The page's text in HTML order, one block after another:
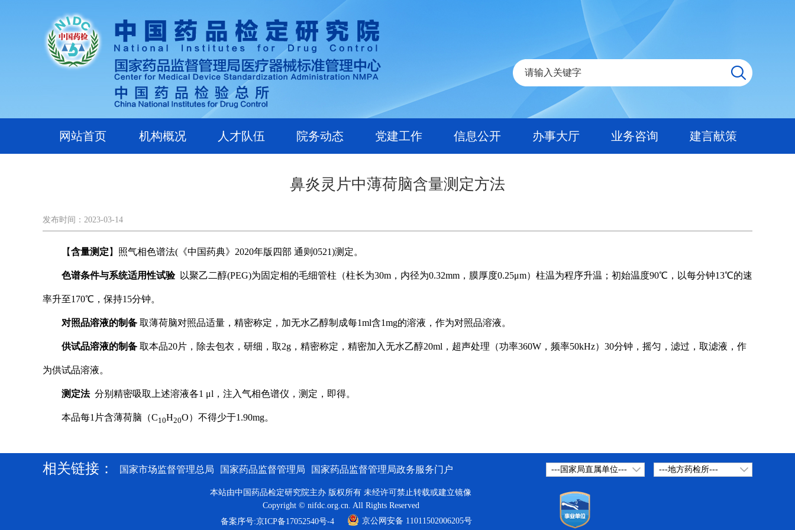
网站首页 机构概况 人才队伍 院务动态 党建工作 信息公开 办事大厅 业务咨询 建言献策
鼻炎灵片中薄荷脑含量测定方法
发布时间：2023-03-14
【含量测定 】照气相色谱法(《中国药典》2020年版四部 通则0521)测定。
色谱条件与系统适用性试验 以聚乙二醇(PEG)为固定相的毛细管柱 （柱长为30m，内径为0.32mm，膜厚度0.25μm）柱温为程序升温； 初始温度90℃ ，以每分钟13℃的速
率升至170℃ ，保持15分钟。
对照品溶液的制备 取薄荷脑对照品适量，精密称定，加无水乙醇制成每1ml含1mg的溶液，作为对照品溶液。
供试品溶液的制备 取本品20片，除去包衣，研细，取2g，精密称定，精密加入无水乙醇20ml，超声处理（功率360W，频率50kHz）30分钟，摇匀，滤过，取滤液，作
为供试品溶液。
测定法 分别精密吸取上述溶液各1 μl，注入气相色谱仪，测定，即得。
本品每1片含薄荷脑 （C10H20O） 不得少于1.90mg。
相关链接： 国家市场监督管理总局 国家药品监督管理局 国家药品监督管理局政务服务门户 ---地方药检所---
---国家局直属单位---
本站由中国药品检定研究院主办 版权所有 未经许可禁止转载或建立镜像
Copyright © nifdc.org.cn. All Rights Reserved
备案序号:京ICP备17052540号-4
京公网安备 11011502006205号